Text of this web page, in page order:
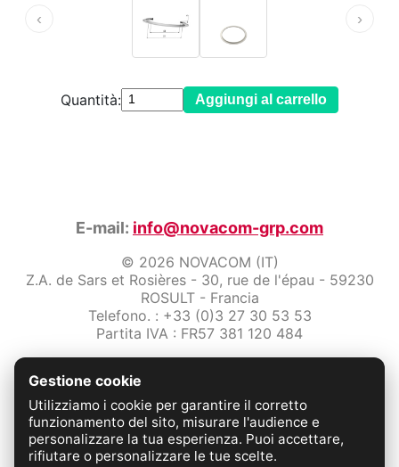
‹ ›
Quantità: Aggiungi al carrello
E-mail: info@novacom-grp.com
© 2026 NOVACOM (IT)
Z.A. de Sars et Rosières - 30, rue de l'épau - 59230
ROSULT - Francia
Telefono. : +33 (0)3 27 30 53 53
Partita IVA : FR57 381 120 484
Protezione dei dati
Condizioni Generali di Vendita
Contattaci
FABRICATION FRANÇAISE
Gestione cookie
Utilizziamo i cookie per garantire il corretto
funzionamento del sito, misurare l'audience e
personalizzare la tua esperienza. Puoi accettare,
rifiutare o personalizzare le tue scelte.